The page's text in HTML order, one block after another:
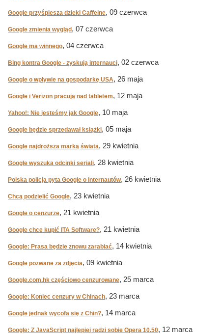
Google przyśpiesza dzieki Caffeine, 09 czerwca
Google zmienia wygląd , 07 czerwca
Google ma winnego, 04 czerwca
Bing kontra Google - zyskują internauci, 02 czerwca
Google o wpływie na gospodarkę USA, 26 maja
Google i Verizon pracują nad tabletem, 12 maja
Yahoo!: Nie jesteśmy jak Google, 10 maja
Google będzie sprzedawał książki, 05 maja
Google najdroższa marką świata, 29 kwietnia
Google wyszuka odcinki seriali, 28 kwietnia
Polska policja pyta Google o internautów, 26 kwietnia
Chcą podzielić Google, 23 kwietnia
Google o cenzurze, 21 kwietnia
Google chce kupić ITA Software?, 21 kwietnia
Google: Prasa będzie znowu zarabiać, 14 kwietnia
Google pozwane za zdjęcia, 09 kwietnia
Google.com.hk częściowo cenzurowane, 25 marca
Google: Koniec cenzury w Chinach, 23 marca
Google jednak wycofa się z Chin?, 14 marca
Google: Z JavaScript najlepiej radzi sobie Opera 10.50, 12 marca